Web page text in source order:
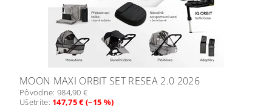
MOON MAXI ORBIT SET RESEA 2.0 2026
Pôvodne: 984,90 €
Ušetríte: 147,75 € (–15 %)